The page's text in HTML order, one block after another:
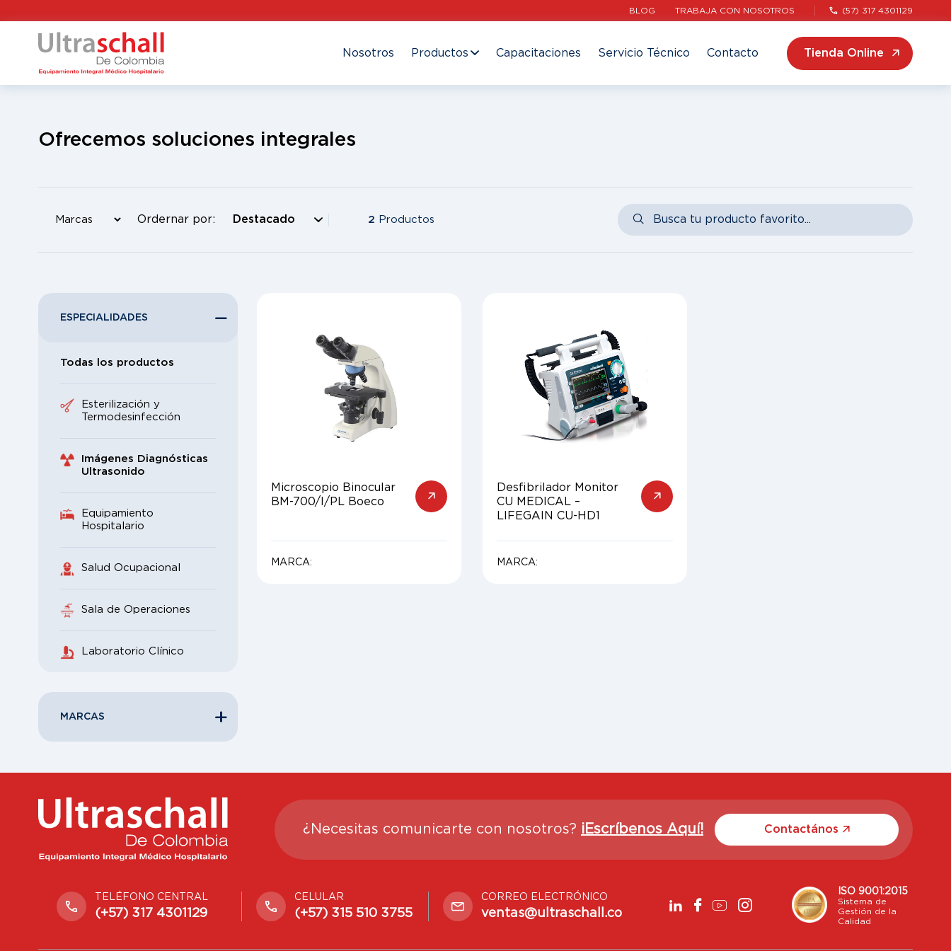
BLOG TRABAJA CON NOSOTROS (57) 317 4301129
Nosotros Productos Capacitaciones Servicio Técnico Contacto Tienda Online
Ofrecemos soluciones integrales
Ordernar por: 2 Productos
ESPECIALIDADES
Todas los productos
Esterilización y
Termodesinfección
Imágenes Diagnósticas
Ultrasonido
Equipamiento
Hospitalario
Salud Ocupacional
Sala de Operaciones
Laboratorio Clínico
MARCAS
Microscopio Binocular
BM-700/I/PL Boeco
MARCA:
Desfibrilador Monitor
CU MEDICAL –
LIFEGAIN CU-HD1
MARCA:
¿Necesitas comunicarte con nosotros? ¡Escríbenos Aquí! Contactános
TELÉFONO CENTRAL
(+57) 317 4301129
CELULAR
(+57) 315 510 3755
CORREO ELECTRÓNICO
ventas@ultraschall.co
ISO 9001:2015
Sistema de
Gestión de la
Calidad